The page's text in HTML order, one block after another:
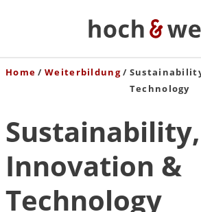
Home Weiterbildung
Technology
Sustainability,
Innovation &
Technology